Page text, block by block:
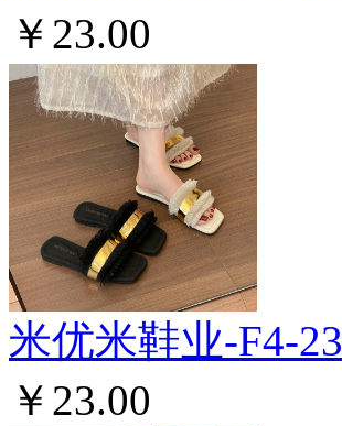
￥23.00
米优米鞋业-F4-23
￥23.00